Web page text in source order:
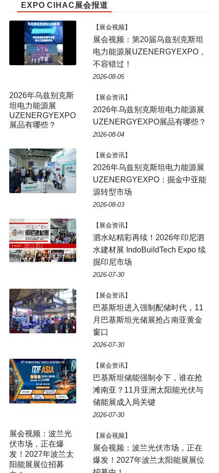
EXPO CIHAC展会报道
【展会视频】
展会视频：第20届乌兹别克斯坦
电力能源展UZENERGYEXPO，
不容错过！
2026-08-05
【展会资讯】
2026年乌兹别克斯坦电力能源展
UZENERGYEXPO展品有哪些？
2026-08-04
【展会资讯】
2026年乌兹别克斯坦电力能源展
UZENERGYEXPO：掘金中亚能
源转型市场
2026-08-03
【展会资讯】
泗水站精彩再续！2026年印尼泗
水建材展 IndoBuildTech Expo 续
掘印尼市场
2026-07-30
【展会资讯】
巴基斯坦进入强制配储时代，11
月巴基斯坦光储展抢占南亚黄金
窗口
2026-07-30
【展会资讯】
巴基斯坦储能强制令下，谁在抢
滩南亚？11月亚洲太阳能光伏与
储能展成入局关键
2026-07-30
【展会视频】
展会视频：波兰光伏市场，正在
爆发！2027年波兰太阳能展展位